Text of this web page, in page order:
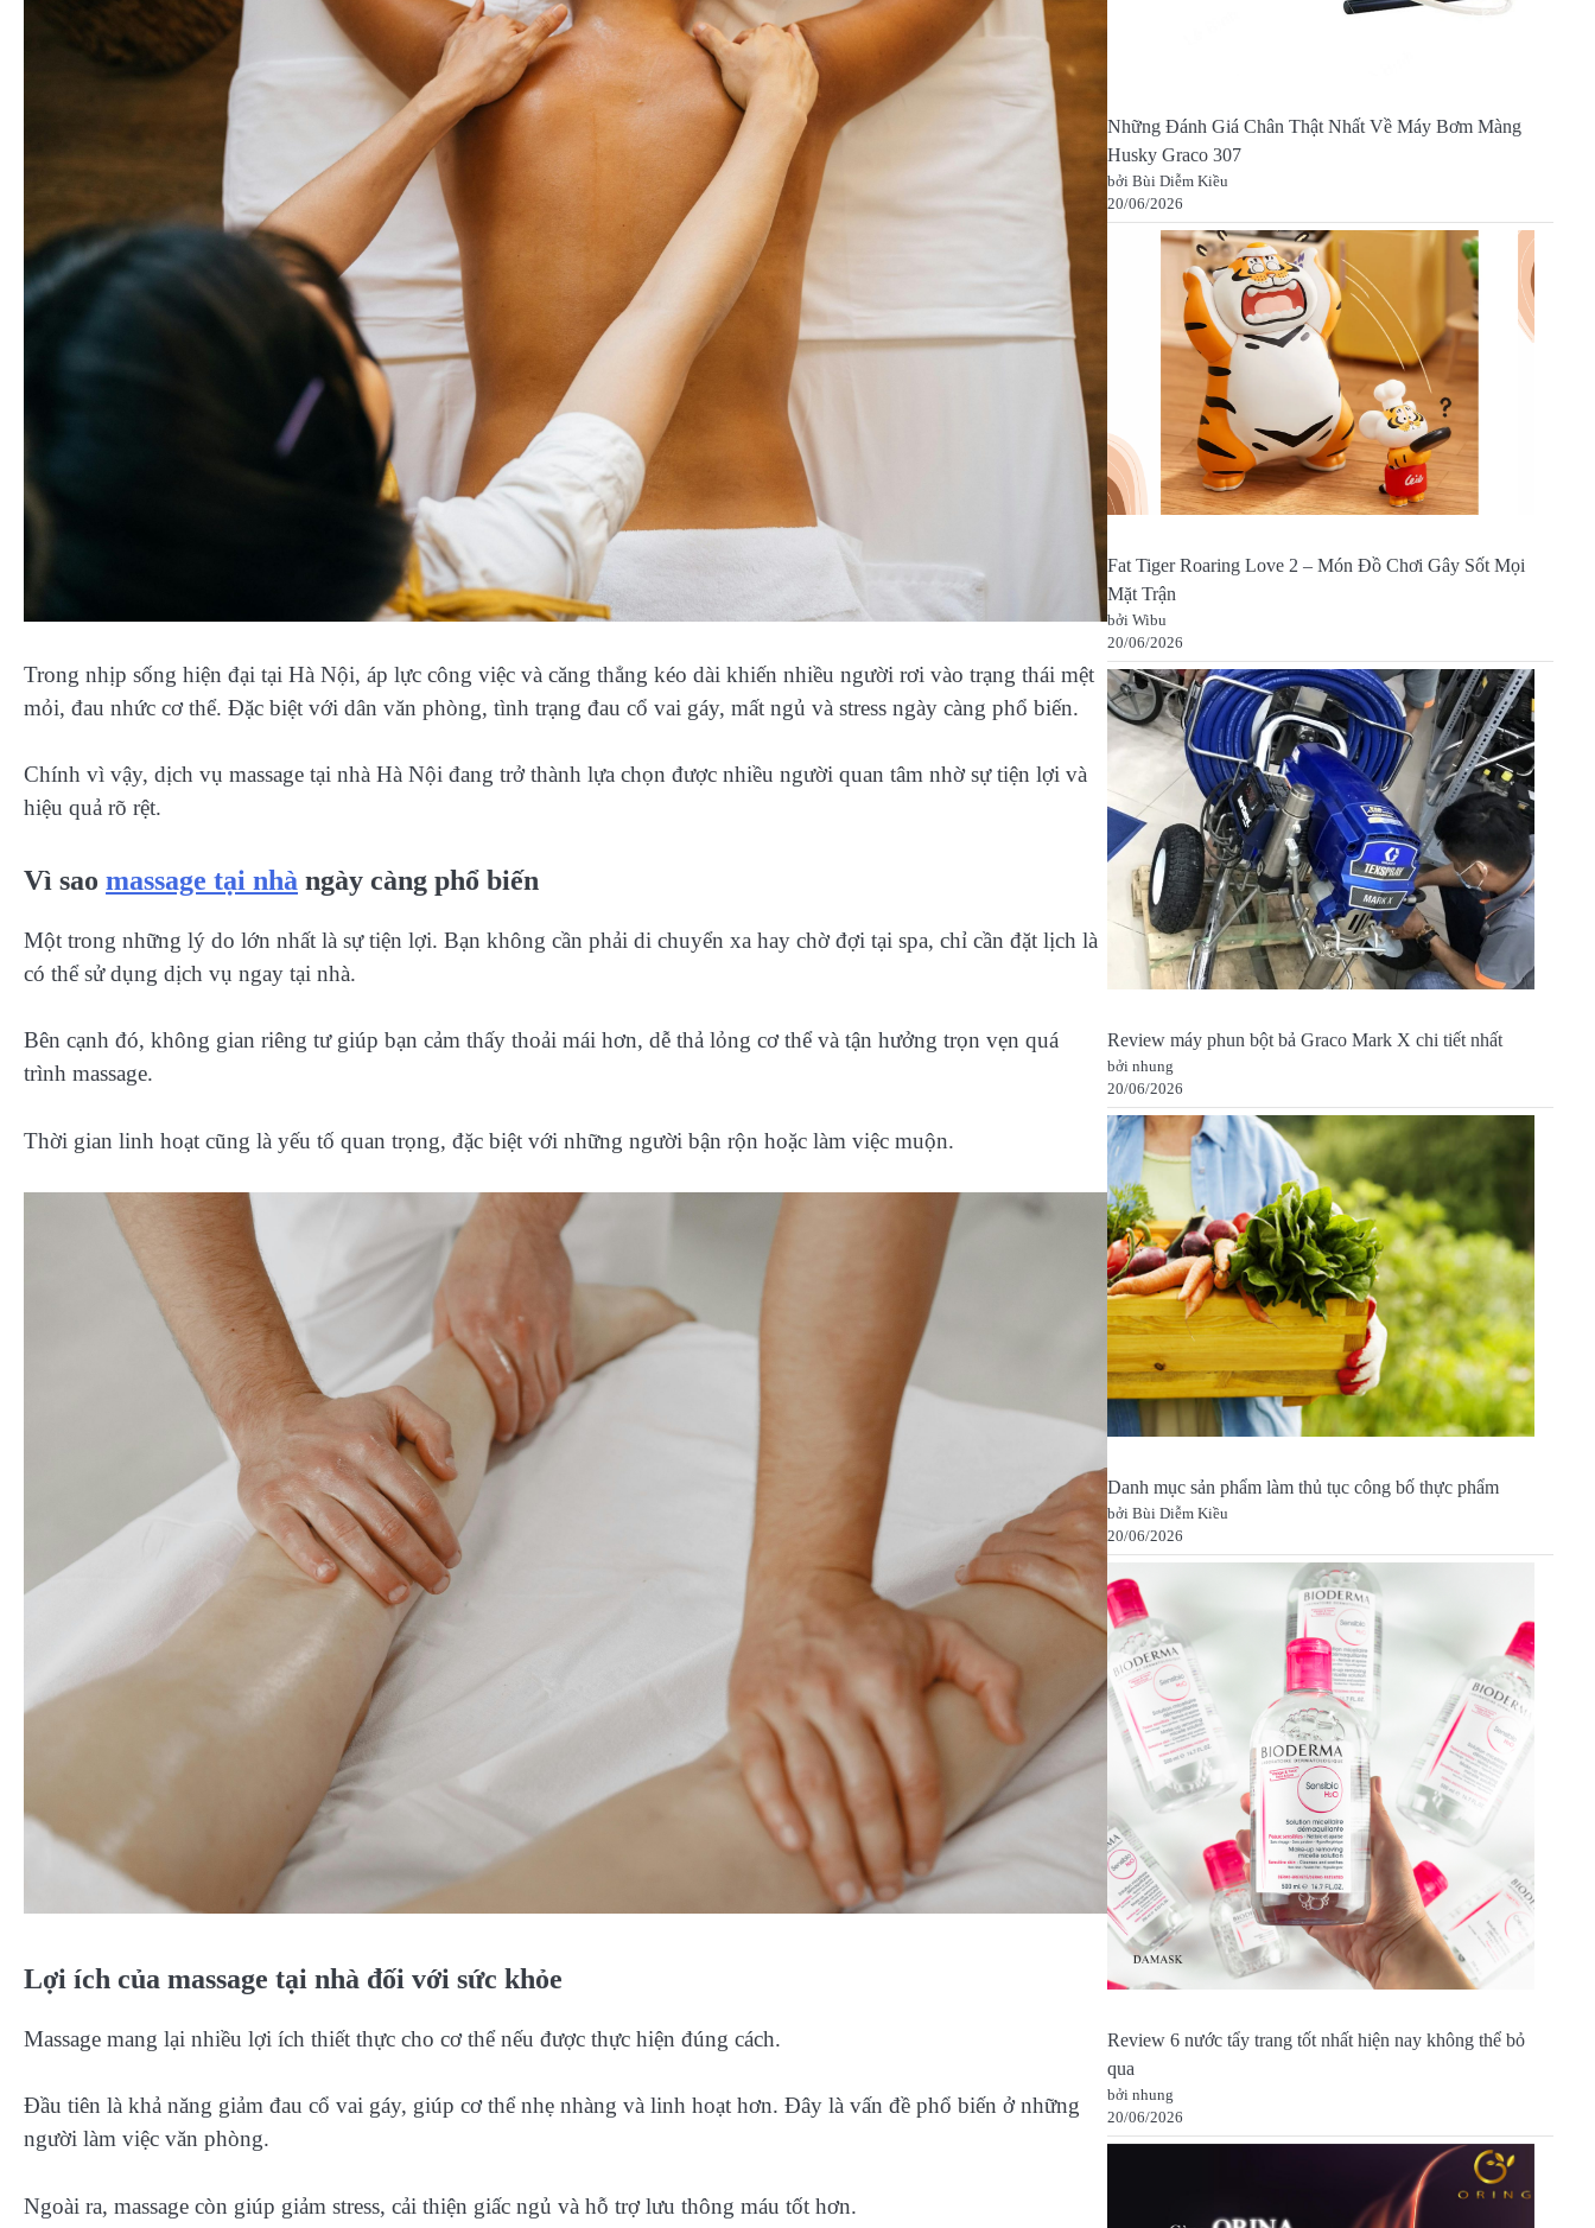
Trong nhịp sống hiện đại tại Hà Nội, áp lực công việc và căng thẳng kéo dài khiến nhiều người rơi vào trạng thái mệt
mỏi, đau nhức cơ thể. Đặc biệt với dân văn phòng, tình trạng đau cổ vai gáy, mất ngủ và stress ngày càng phổ biến.
Chính vì vậy, dịch vụ massage tại nhà Hà Nội đang trở thành lựa chọn được nhiều người quan tâm nhờ sự tiện lợi và
hiệu quả rõ rệt.
Vì sao massage tại nhà ngày càng phổ biến
Một trong những lý do lớn nhất là sự tiện lợi. Bạn không cần phải di chuyển xa hay chờ đợi tại spa, chỉ cần đặt lịch là
có thể sử dụng dịch vụ ngay tại nhà.
Bên cạnh đó, không gian riêng tư giúp bạn cảm thấy thoải mái hơn, dễ thả lỏng cơ thể và tận hưởng trọn vẹn quá
trình massage.
Thời gian linh hoạt cũng là yếu tố quan trọng, đặc biệt với những người bận rộn hoặc làm việc muộn.
Lợi ích của massage tại nhà đối với sức khỏe
Massage mang lại nhiều lợi ích thiết thực cho cơ thể nếu được thực hiện đúng cách.
Đầu tiên là khả năng giảm đau cổ vai gáy, giúp cơ thể nhẹ nhàng và linh hoạt hơn. Đây là vấn đề phổ biến ở những
người làm việc văn phòng.
Ngoài ra, massage còn giúp giảm stress, cải thiện giấc ngủ và hỗ trợ lưu thông máu tốt hơn.
Những Đánh Giá Chân Thật Nhất Về Máy Bơm Màng
Husky Graco 307
bởi Bùi Diễm Kiều
20/06/2026
Fat Tiger Roaring Love 2 – Món Đồ Chơi Gây Sốt Mọi
Mặt Trận
bởi Wibu
20/06/2026
Review máy phun bột bả Graco Mark X chi tiết nhất
bởi nhung
20/06/2026
Danh mục sản phẩm làm thủ tục công bố thực phẩm
bởi Bùi Diễm Kiều
20/06/2026
Review 6 nước tẩy trang tốt nhất hiện nay không thể bỏ
qua
bởi nhung
20/06/2026